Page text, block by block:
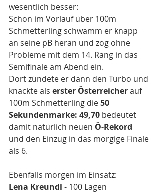
wesentlich besser:
Schon im Vorlauf über 100m
Schmetterling schwamm er knapp
an seine pB heran und zog ohne
Probleme mit dem 14. Rang in das
Semifinale am Abend ein.
Dort zündete er dann den Turbo und
knackte als erster Österreicher auf
100m Schmetterling die 50
Sekundenmarke: 49,70 bedeutet
damit natürlich neuen Ö-Rekord
und den Einzug in das morgige Finale
als 6.
Ebenfalls morgen im Einsatz:
Lena Kreundl - 100 Lagen